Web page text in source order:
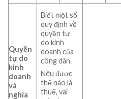
Quyền
tự do
kinh
doanh
và
nghĩa
Biết một số
quy định về
quyền tự
do kinh
doanh của
công dân.
Nêu được
thế nào là
thuế, vai